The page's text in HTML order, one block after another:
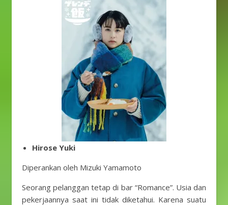
Hirose Yuki
Diperankan oleh Mizuki Yamamoto
Seorang pelanggan tetap di bar “Romance”. Usia dan
pekerjaannya saat ini tidak diketahui. Karena suatu